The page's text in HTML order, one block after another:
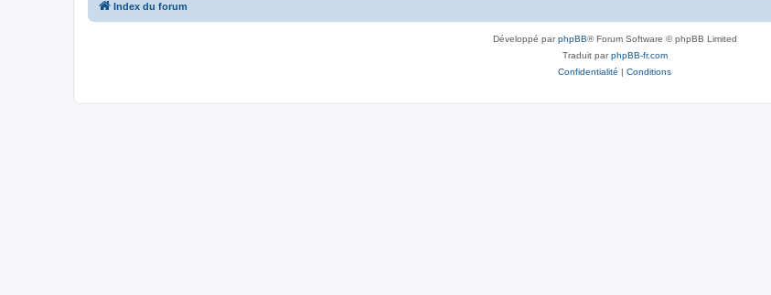
Index du forum
Développé parphpBB® Forum Software © phpBB Limited
Traduit parphpBB-fr.com
Confidentialité | Conditions